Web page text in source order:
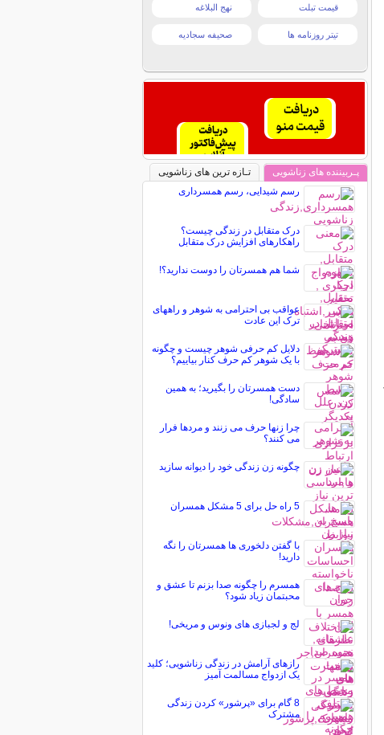
قیمت تبلت نهج البلاغه
تیتر روزنامه ها صحیفه سجادیه
پـربیننده های زناشویی
تـازه ترین های زناشویی
رسم شیدایی، رسم همسرداری
درک متقابل در زندگی چیست؟
راهکارهای افزایش درک متقابل
شما هم همسرتان را دوست ندارید؟!
عواقب بی احترامی به شوهر و راههای
ترک این عادت
دلایل کم حرفی شوهر چیست و چگونه
با یک شوهر کم حرف کنار بیاییم؟
دست همسرتان را بگیرید؛ به همین
سادگی!
چرا زنها حرف می زنند و مردها فرار
می کنند؟
چگونه زن زندگی خود را دیوانه سازید
5 راه حل برای 5 مشکل همسران
با گفتن دلخوری ها همسرتان را نگه
دارید!
همسرم را چگونه صدا بزنم تا عشق و
محبتمان زیاد شود؟
لج و لجبازی های ونوس و مریخی!
رازهای آرامش در زندگی زناشویی؛ کلید
یک ازدواج مسالمت آمیز
8 گام برای «پرشور» کردن زندگی
مشترک